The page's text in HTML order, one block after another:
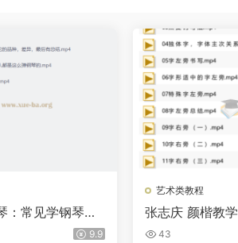
：常见学钢琴问
9.9
艺术类教程
张志庆 颜楷教学
43